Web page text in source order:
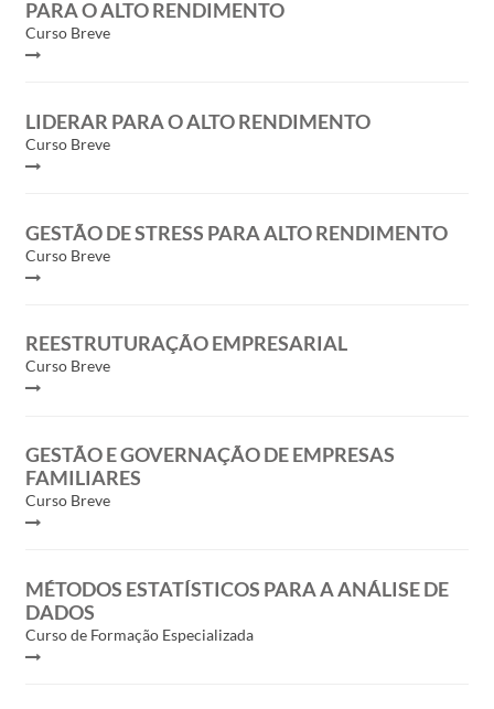
PARA O ALTO RENDIMENTO
Curso Breve
LIDERAR PARA O ALTO RENDIMENTO
Curso Breve
GESTÃO DE STRESS PARA ALTO RENDIMENTO
Curso Breve
REESTRUTURAÇÃO EMPRESARIAL
Curso Breve
GESTÃO E GOVERNAÇÃO DE EMPRESAS
FAMILIARES
Curso Breve
MÉTODOS ESTATÍSTICOS PARA A ANÁLISE DE
DADOS
Curso de Formação Especializada